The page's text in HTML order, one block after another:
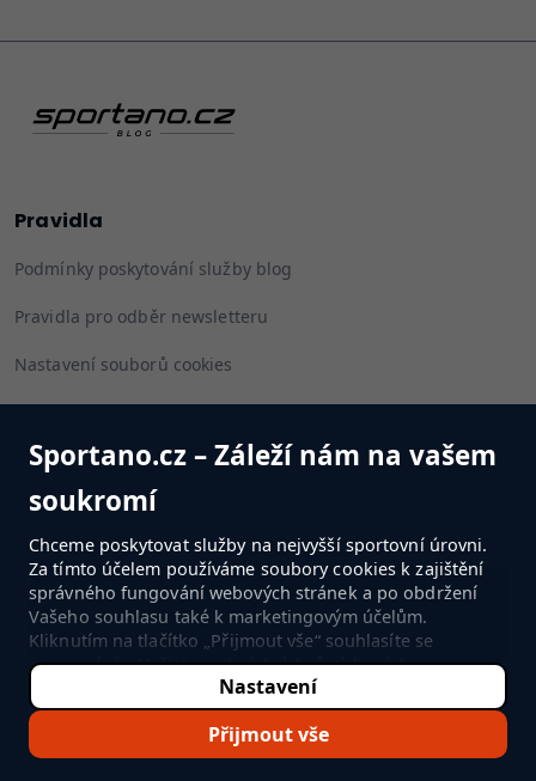
Sportano.cz – Záleží nám na vašem
soukromí
Chceme poskytovat služby na nejvyšší sportovní úrovni.
Za tímto účelem používáme soubory cookies k zajištění
správného fungování webových stránek a po obdržení
Vašeho souhlasu také k marketingovým účelům.
Kliknutím na tlačítko „Přijmout vše“ souhlasíte se
zpracováním Vašich osobních údajů získaných
prostřednictvím cookies společností SPORTANO.COM Sp.
z o.o. a jejími důvěryhodnými partnery. Pokud souhlas
nechcete udělit nebo chcete omezit jeho rozsah nebo
chcete již udělený souhlas odvolat, přejděte na
Nastavení
Přijmout vše
Pravidla
Podmínky poskytování služby blog
Pravidla pro odběr newsletteru
Nastavení souborů cookies
Sleduj nás
PŘEJÍT DO OBCHODU